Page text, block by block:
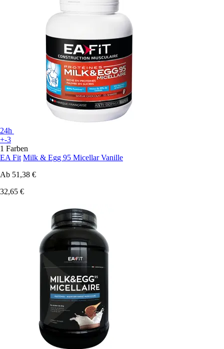
24h
+-3
1 Farben
EA Fit Milk & Egg 95 Micellar Vanille
Ab 51,38 €
32,65 €